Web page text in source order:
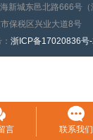
新城东邑北路666号
保税区兴业大道8号
浙ICP备17020836号
言 联系我们